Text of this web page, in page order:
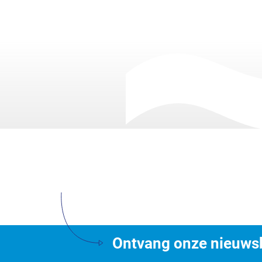
Ontvang onze